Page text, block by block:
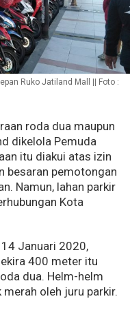
Ruko Jatiland Mall || Foto :
roda dua maupun
dikelola Pemuda
itu diakui atas izin
besaran pemotongan
Namun, lahan parkir
Kota
Januari 2020,
400 meter itu
dua. Helm-helm
oleh juru parkir.